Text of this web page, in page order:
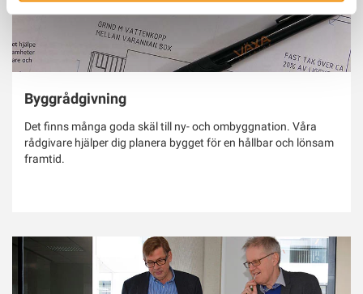
Byggrådgivning
Det finns många goda skäl till ny- och ombyggnation. Våra
rådgivare hjälper dig planera bygget för en hållbar och lönsam
framtid.